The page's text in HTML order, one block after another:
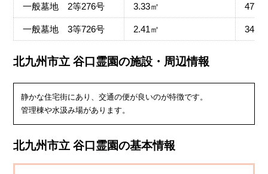
一般墓地 2等276号 3.33㎡
一般墓地 3等726号 2.41㎡
北九州市立 谷口霊園の施設・周辺情報
静かな住宅街にあり、交通の便が良いのが特徴です。
管理棟や水汲み場があります。
北九州市立 谷口霊園の基本情報